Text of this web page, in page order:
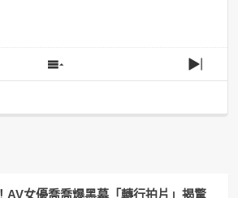
Show
Episodes
Next
AV女優喬喬爆黑幕「轉行拍片」揭驚